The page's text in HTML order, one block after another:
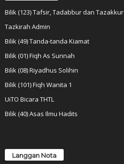
Bilik (123) Tafsir, Tadabbur dan Tazakkur
Tazkirah Admin
Bilik (49) Tanda-tanda Kiamat
Bilik (01) Fiqh As Sunnah
Bilik (08) Riyadhus Solihin
Bilik (101) Fiqh Wanita 1
UiTO Bicara THTL
Bilik (40) Asas Ilmu Hadits
Langgan Nota